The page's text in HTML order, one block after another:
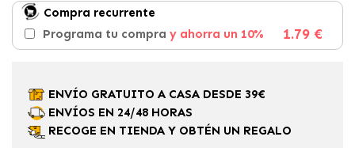
Compra recurrente
Programa tu compra y ahorra un 10% 1.79 €
ENVÍO GRATUITO A CASA DESDE 39€
ENVÍOS EN 24/48 HORAS
RECOGE EN TIENDA Y OBTÉN UN REGALO